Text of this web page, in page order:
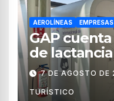
AEROLÍNEAS
GAP
de
de México
7 DE AGOSTO
TURÍSTICO